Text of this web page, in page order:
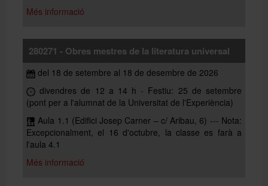
Més informació
280271 - Obres mestres de la literatura universal
del 18 de setembre al 18 de desembre de 2026
divendres de 12 a 14 h - Festiu: 25 de setembre
(pont per a l'alumnat de la Universitat de l'Experiència)
Aula 1.1 (Edifici Josep Carner – c/ Aribau, 6) --- Nota:
Excepcionalment, el 16 d'octubre, la classe es farà a
l'aula 4.1
Més informació